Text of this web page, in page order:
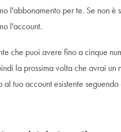
l'abbonamento per te. Se non è
l'account.
che puoi avere fino a cinque
la prossima volta che avrai un
al tuo account esistente seguendo